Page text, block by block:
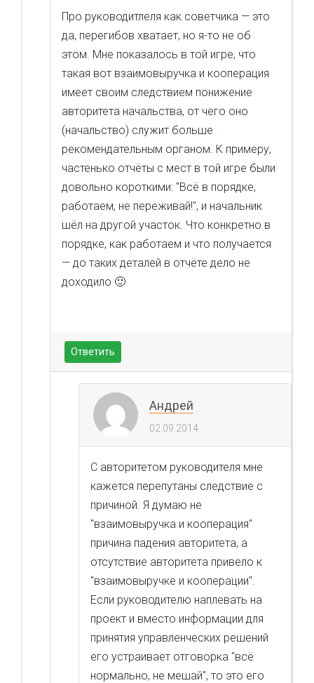
Про руководитлеля как советчика — это
да, перегибов хватает, но я-то не об
этом. Мне показалось в той игре, что
такая вот взаимовыручка и кооперация
имеет своим следствием понижение
авторитета начальства, от чего оно
(начальство) служит больше
рекомендательным органом. К примеру,
частенько отчёты с мест в той игре были
довольно короткими: "Всё в порядке,
работаем, не переживай!", и начальник
шёл на другой участок. Что конкретно в
порядке, как работаем и что получается
— до таких деталей в отчёте дело не
доходило 🙂
Ответить
Андрей
02.09.2014
С авторитетом руководителя мне
кажется перепутаны следствие с
причиной. Я думаю не
"взаимовыручка и кооперация"
причина падения авторитета, а
отсутствие авторитета привело к
"взаимовыручке и кооперации".
Если руководителю наплевать на
проект и вместо информации для
принятия управленческих решений
его устраивает отговорка "всё
нормально, не мешай", то это его